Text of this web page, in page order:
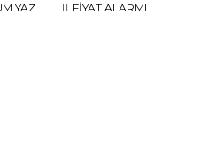
YAZ FİYAT ALARMI